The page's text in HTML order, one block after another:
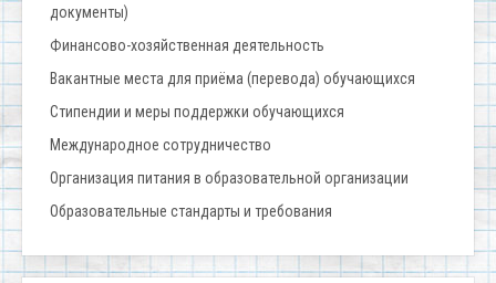
документы)
Финансово-хозяйственная деятельность
Вакантные места для приёма (перевода) обучающихся
Стипендии и меры поддержки обучающихся
Международное сотрудничество
Организация питания в образовательной организации
Образовательные стандарты и требования